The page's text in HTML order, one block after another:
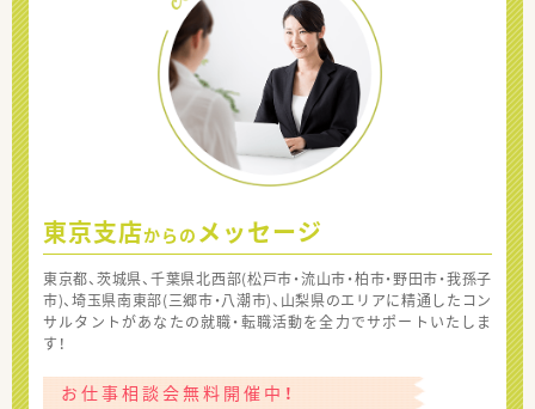
東京支店からの メッセージ
東京都、茨城県、千葉県北西部(松戸市・流山市・柏市・野田市・我孫子
市)、埼玉県南東部(三郷市・八潮市)、山梨県のエリアに精通したコン
サルタントがあなたの就職・転職活動を全力でサポートいたしま
す！
お仕事相談会無料開催中！